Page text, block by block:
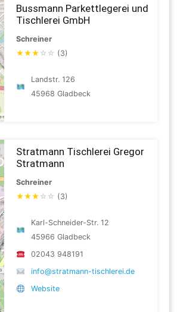
Bussmann Parkettlegerei und
Tischlerei GmbH
Schreiner
★★★ ☆ ☆ (3)
Landstr. 126
45968 Gladbeck
Stratmann Tischlerei Gregor
Stratmann
Schreiner
★★★ ☆ ☆ (3)
Karl-Schneider-Str. 12
45966 Gladbeck
02043 948191
info@stratmann-tischlerei.de
Website